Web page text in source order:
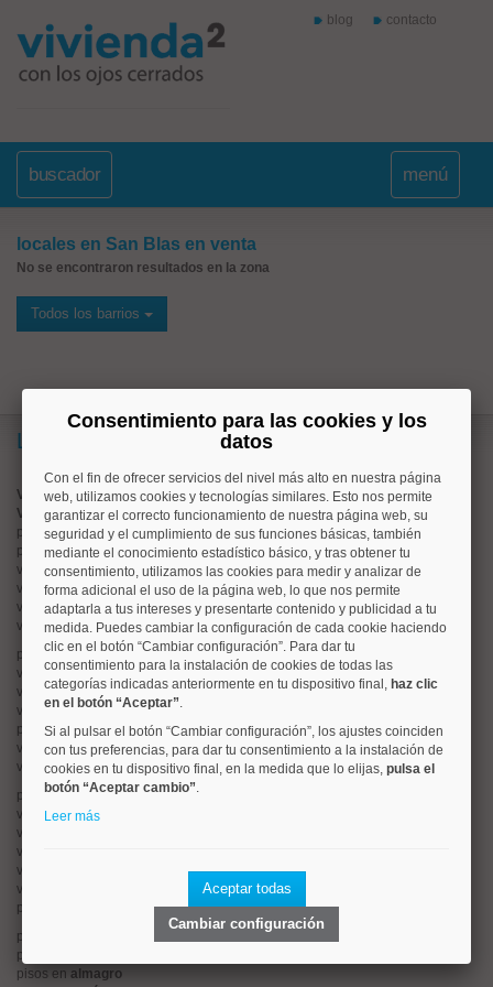
blog contacto
buscador menú
locales en San Blas en venta
No se encontraron resultados en la zona
Todos los barrios
Lo más buscado
Valorar vivienda online
Vender piso
pisos enchamberí
pisos enmoncloa
viviendas enargüelles
viviendas entetuán
viviendas encuatro caminos
viviendas en chamartín
pisos enrios rosas
viviendas enprosperidad
viviendas enhispanoamerica
viviendas enciudad lineal
pisos en salamanca
viviendas encentro
viviendas ensol
pisos enciudad jardín
viviendas enretiro
viviendas en
viviendas en
viviendas en
viviendas en
pisos en
pisos en
pisos en
pisos en almagro
Consentimiento para las cookies y los
datos
Con el fin de ofrecer servicios del nivel más alto en nuestra página
web, utilizamos cookies y tecnologías similares. Esto nos permite
garantizar el correcto funcionamiento de nuestra página web, su
seguridad y el cumplimiento de sus funciones básicas, también
mediante el conocimiento estadístico básico, y tras obtener tu
consentimiento, utilizamos las cookies para medir y analizar de
forma adicional el uso de la página web, lo que nos permite
adaptarla a tus intereses y presentarte contenido y publicidad a tu
medida. Puedes cambiar la configuración de cada cookie haciendo
clic en el botón “Cambiar configuración”. Para dar tu
consentimiento para la instalación de cookies de todas las
categorías indicadas anteriormente en tu dispositivo final, haz clic
en el botón “Aceptar”.
Si al pulsar el botón “Cambiar configuración”, los ajustes coinciden
con tus preferencias, para dar tu consentimiento a la instalación de
cookies en tu dispositivo final, en la medida que lo elijas, pulsa el
botón “Aceptar cambio”.
Leer más
Aceptar todas
Cambiar configuración